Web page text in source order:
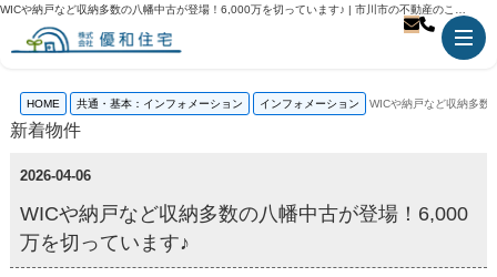
HOME 共通・基本：インフォメーション インフォメーション WICや納戸など収納多数
新着物件
2026-04-06
WICや納戸など収納多数の八幡中古が登場！6,000
万を切っています♪